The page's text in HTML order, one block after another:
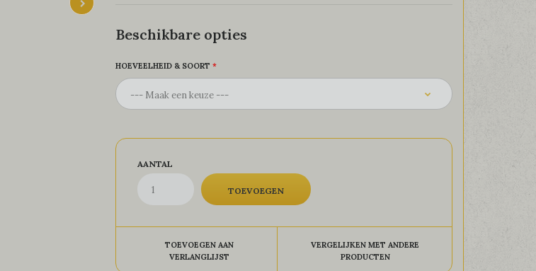
Beschikbare opties
HOEVEELHEID & SOORT
AANTAL
TOEVOEGEN AAN
VERLANGLIJST
VERGELIJKEN MET ANDERE
PRODUCTEN